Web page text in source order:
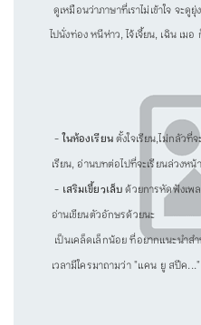
ดูเหมือนว่าภาษาที่เราไม่เข้าใจ จะ
ไปนั่งท่อง หนีห่าว, ไจ้เจี้ยน, เฉิน เม
-ในห้องเรียนตั้งใจเรียน,ไม่กลัว
เรียน, อ่านบทต่อไปที่จะเรียนล่วงห
- เสริมเขี้ยวเล็บด้วยการหัดฟังเพ
อ่านเขียนตัวอักษรด้วยนะ
เป็นเคล็ดเล็กน้อย ที่อยากแนะนำส
เวลามีใครมาถามว่า "แคน ยู สปีค